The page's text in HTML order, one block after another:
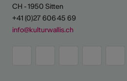
CH - 1950 Sitten
+41 (0)27 606 45 69
info@kulturwallis.ch